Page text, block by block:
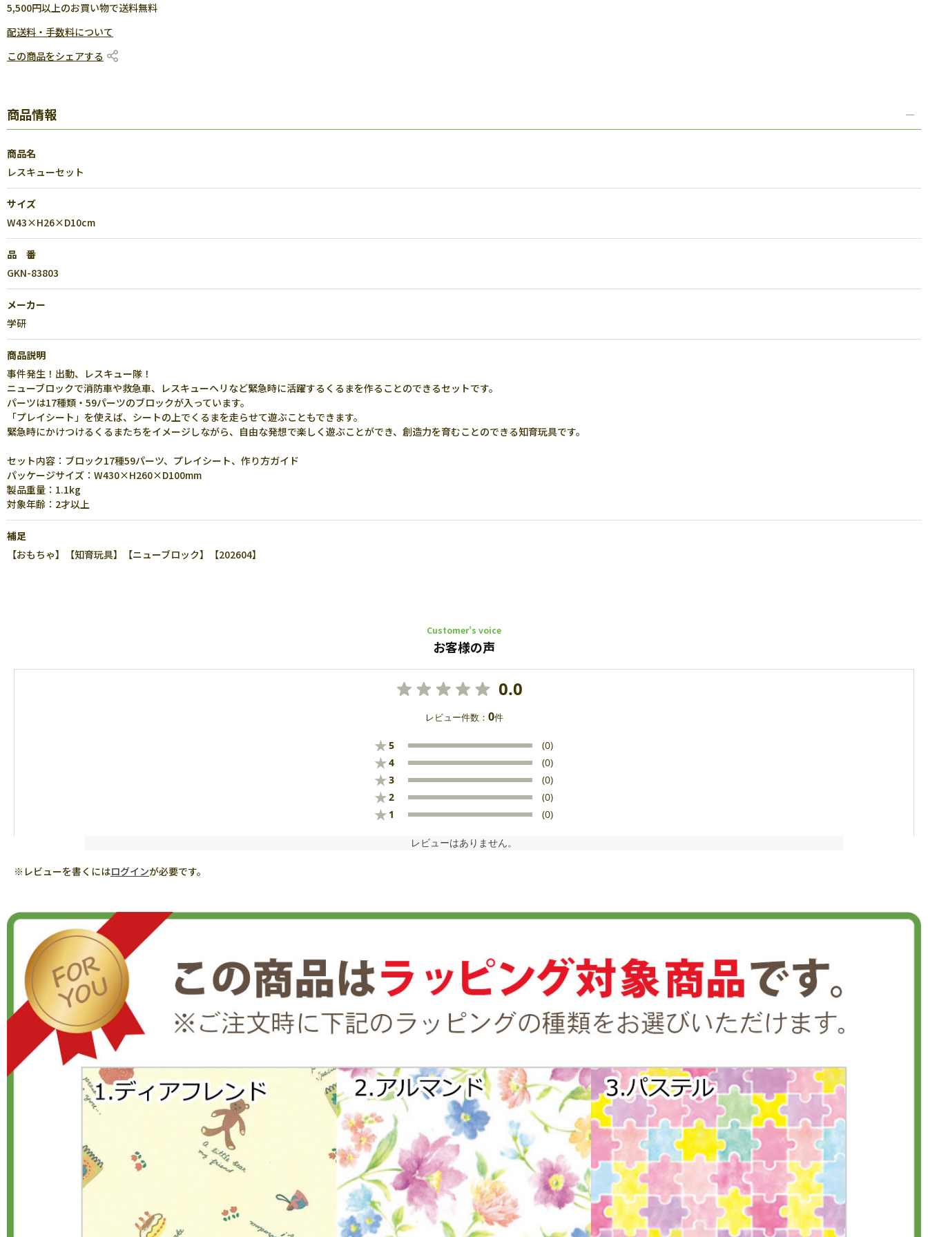
5,500円以上のお買い物で送料無料
配送料・手数料について
この商品をシェアする
商品情報
商品名
レスキューセット
サイズ
W43×H26×D10cm
品 番
GKN-83803
メーカー
学研
商品説明
事件発生！出動、レスキュー隊！
ニューブロックで消防車や救急車、レスキューヘリなど緊急時に活躍するくるまを作ることのできるセットです。
パーツは17種類・59パーツのブロックが入っています。
「プレイシート」を使えば、シートの上でくるまを走らせて遊ぶこともできます。
緊急時にかけつけるくるまたちをイメージしながら、自由な発想で楽しく遊ぶことができ、創造力を育むことのできる知育玩具です。
セット内容：ブロック17種59パーツ、プレイシート、作り方ガイド
パッケージサイズ：W430×H260×D100mm
製品重量：1.1kg
対象年齢：2才以上
補足
【おもちゃ】【知育玩具】【ニューブロック】【202604】
Customer’s voice
お客様の声
0.0
レビュー件数： 0件
★5 (0)
★4 (0)
★3 (0)
★2 (0)
★ 1 (0)
レビューはありません。
※レビューを書くにはログインが必要です。